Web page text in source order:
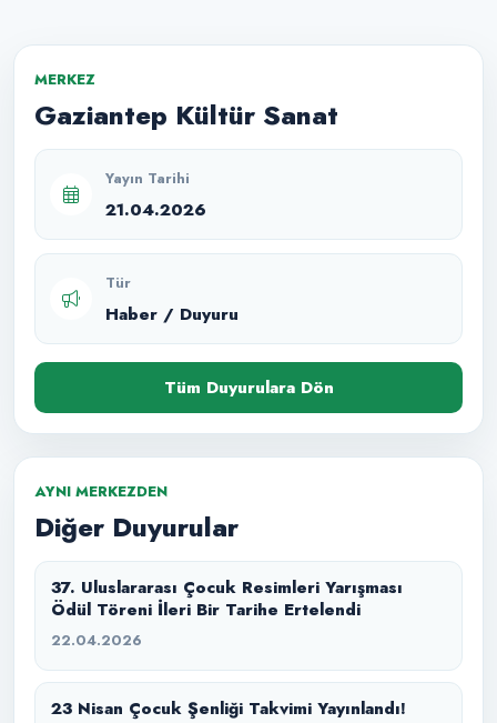
MERKEZ
Gaziantep Kültür Sanat
Yayın Tarihi
21.04.2026
Tür
Haber / Duyuru
Tüm Duyurulara Dön
AYNI MERKEZDEN
Diğer Duyurular
37. Uluslararası Çocuk Resimleri Yarışması
Ödül Töreni İleri Bir Tarihe Ertelendi
22.04.2026
23 Nisan Çocuk Şenliği Takvimi Yayınlandı!